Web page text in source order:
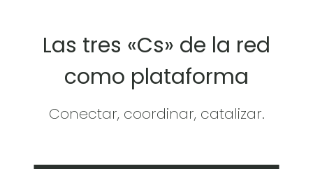
Las tres «Cs» de la red
como plataforma
Conectar, coordinar, catalizar.